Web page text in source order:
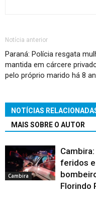
Notícia anterior
Paraná: Polícia resgata
mantida em cárcere
pelo próprio marido há 8
NOTÍCIAS
MAIS SOBRE O AUTOR
Cambira
feridos
Florindo